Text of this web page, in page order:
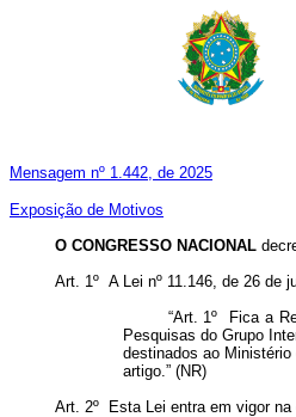
Mensagem nº 1.442, de 2025
Exposição de Motivos
O CONGRESSO NACIONAL
Art. 1º A Lei nº 11.146, de 26 de
“Art. 1º Fica a
Pesquisas do Grupo
destinados ao
artigo.” (NR)
Art. 2º Esta Lei entra em vigor na